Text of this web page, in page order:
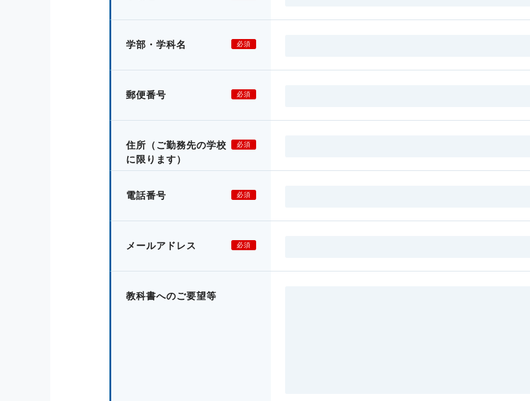
学部・学科名 必須
郵便番号 必須
住所 （ご勤務先の学校
に限ります）
必須
電話番号 必須
メールアドレス 必須
教科書へのご要望等